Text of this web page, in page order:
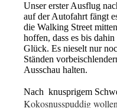
Unser erster Ausflug
auf der Autofahrt fängt
die Walking Street
hoffen, dass es bis
Glück. Es nieselt nur
Ständen
Ausschau halten.
Nach knusprigem
Kokosnusspuddig